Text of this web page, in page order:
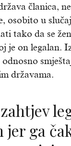
članica,
osobito u
tako da se
je on legalan.
državama.
ga